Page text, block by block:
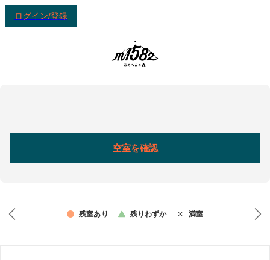
ログイン/登録
空室を確認
残室あり 残りわずか 満室